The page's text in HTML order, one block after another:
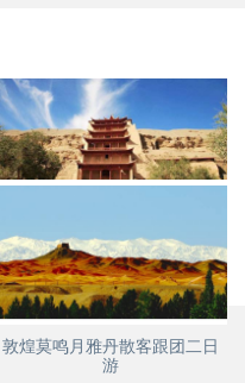
敦煌雅丹嘉峪关张掖四日游精
品小包团
敦煌莫鸣月雅丹散客跟团二日
游